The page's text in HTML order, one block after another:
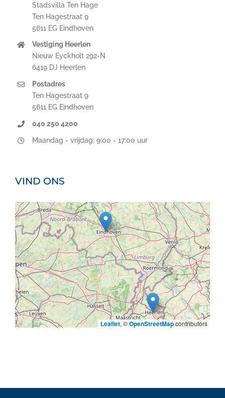
Stadsvilla Ten Hage
Ten Hagestraat 9
5611 EG Eindhoven
Vestiging Heerlen
Nieuw Eyckholt 292-N
6419 DJ Heerlen
Postadres
Ten Hagestraat 9
5611 EG Eindhoven
040 250 4200
Maandag - vrijdag: 9:00 - 17:00 uur
VIND ONS
Leaflet, ©OpenStreetMapcontributors